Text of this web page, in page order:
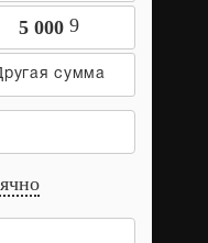
5 000 9